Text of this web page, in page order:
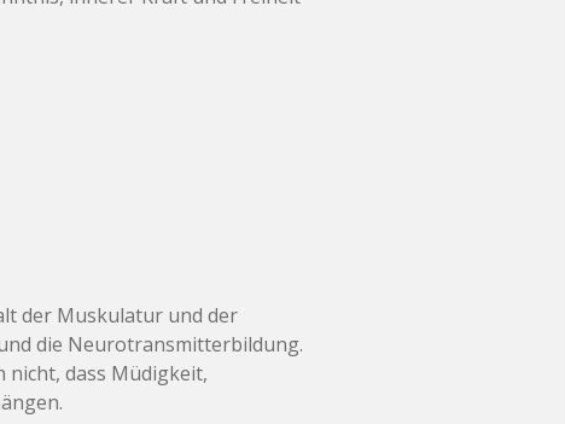
der Muskulatur und der
die Neurotransmitterbildung.
nicht, dass Müdigkeit,